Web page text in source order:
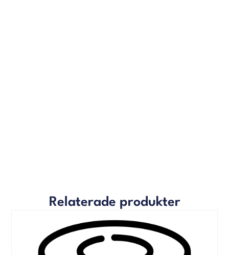
Relaterade produkter